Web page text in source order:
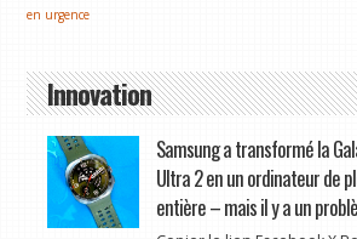
en urgence
Innovation
Samsung a transformé la
Ultra 2 en un ordinateur de
entière – mais il y a un